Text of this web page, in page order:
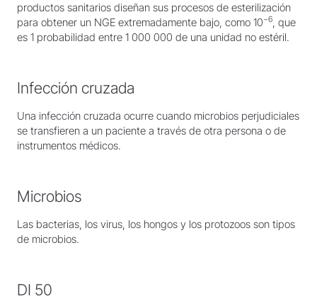
productos sanitarios diseñan sus procesos de esterilización
para obtener un NGE extremadamente bajo, como 10−6, que
es 1 probabilidad entre 1 000 000 de una unidad no estéril.
Infección cruzada
Una infección cruzada ocurre cuando microbios perjudiciales
se transfieren a un paciente a través de otra persona o de
instrumentos médicos.
Microbios
Las bacterias, los virus, los hongos y los protozoos son tipos
de microbios.
DI 50